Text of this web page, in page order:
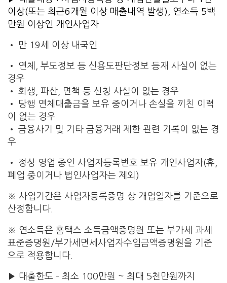
이상(또는 최근6개월 이상 매출내역 발생), 연소득 5백
만원 이상인 개인사업자
• 만 19세 이상 내국인
• 연체, 부도정보 등 신용도판단정보 등재 사실이 없는
경우
• 회생, 파산, 면책 등 신청 사실이 없는 경우
• 당행 연체대출금을 보유 중이거나 손실을 끼친 이력
이 없는 경우
• 금융사기 및 기타 금융거래 제한 관련 기록이 없는 경
우
• 정상 영업 중인 사업자등록번호 보유 개인사업자(휴,
폐업 중이거나 법인사업자는 제외)
※ 사업기간은 사업자등록증명 상 개업일자를 기준으로
산정합니다.
※ 연소득은 홈택스 소득금액증명원 또는 부가세 과세
표준증명원/부가세면세사업자수입금액증명원을 기준
으로 적용합니다.
▶ 대출한도 – 최소 100만원 ~ 최대 5천만원까지